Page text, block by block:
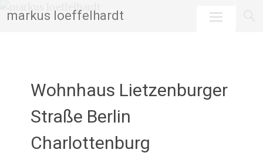
tomarkus loeffelhardt
Wohnhaus Lietzenburger
Straße Berlin
Charlottenburg